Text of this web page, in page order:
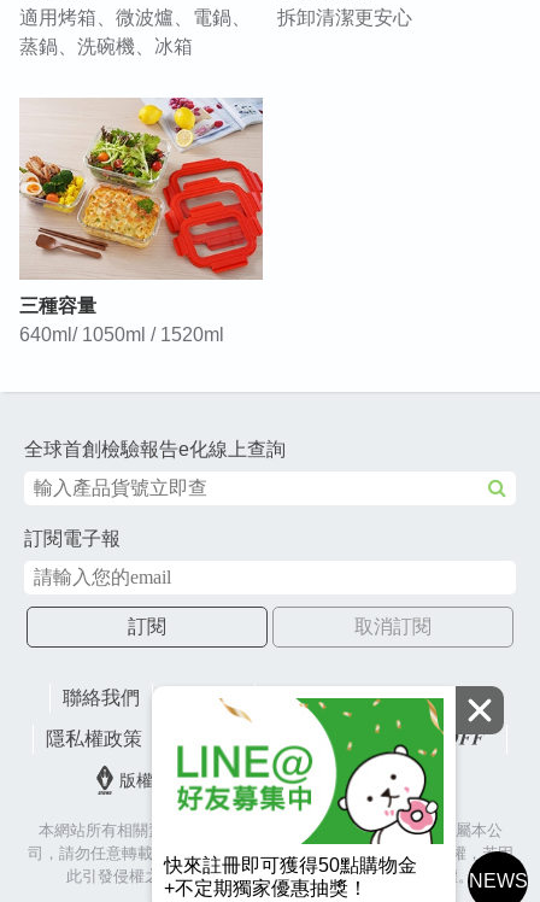
NEWS
快來註冊即可獲得50點購物金
+不定期獨家優惠抽獎！
適用烤箱、微波爐、電鍋、
蒸鍋、洗碗機、冰箱
拆卸清潔更安心
三種容量
640ml/ 1050ml / 1520ml
全球首創檢驗報告e化線上查詢
訂閱電子報
訂閱 取消訂閱
聯絡我們 網站地圖
財團法人有容教育基金會
隱私權政策
lifefactory
版權所有© 2026 皇冠金屬工業股份有限公司
本網站所有相關素材(含照片、圖片、影音、文字等)著作權皆屬本公
司，請勿任意轉載作為商業使用，並籲請尊重各代言人之肖像權，若因
此引發侵權之爭議與訴訟，本公司將保留相關法律追訴權。